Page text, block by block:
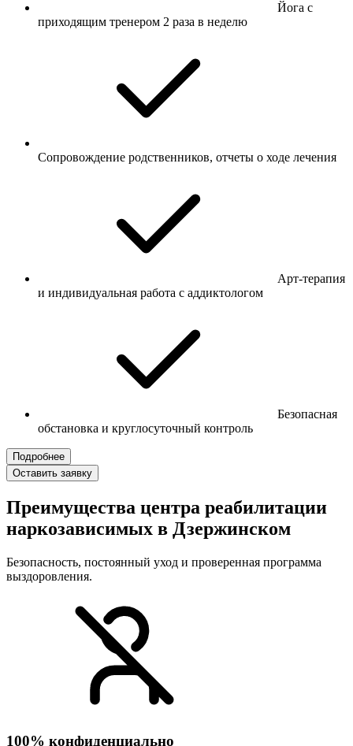
Йога с
приходящим тренером 2 раза в неделю
Сопровождение родственников, отчеты о ходе лечения
Арт-терапия
и индивидуальная работа с аддиктологом
Безопасная
обстановка и круглосуточный контроль
Подробнее
Оставить заявку
Преимущества центра реабилитации
наркозависимых в Дзержинском
Безопасность, постоянный уход и проверенная программа
выздоровления.
100% конфиденциально